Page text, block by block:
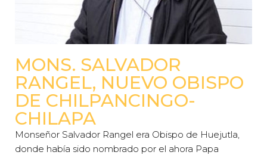
MONS. SALVADOR
RANGEL, NUEVO OBISPO
DE CHILPANCINGO-
CHILAPA
Monseñor Salvador Rangel era Obispo de Huejutla,
donde había sido nombrado por el ahora Papa